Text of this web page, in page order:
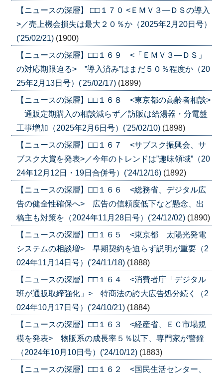
【ニュースの深層】 □□１７０ <ＥＭＶ３―ＤＳの導入
>／売上機会損失は最大２０％か（2025年2月20日号）
('25/02/21) (1900)
【ニュースの深層】□□１６９ <「ＥＭＶ３―ＤＳ」
の対応期限迫る> ”導入済み”はまだ５０％程度か（20
25年2月13日号）('25/02/17) (1899)
【ニュースの深層】□□１６８ <東京都の高齢者相談>
通販定期購入の相談減らず／訪販は給湯器・分電盤
工事増加（2025年2月6日号）('25/02/10) (1898)
【ニュースの深層】□□１６７ <サブスク振興会、サ
ブスク大賞を発表>／今年のトレンドは”趣味領域”（20
24年12月12日・19日合併号）('24/12/16) (1892)
【ニュースの深層】□□１６６ <総務省、デジタル広
告の健全性確保へ> 広告の信頼度低下など懸念、出
稿主も対策を（2024年11月28日号）('24/12/02) (1890)
【ニュースの深層】□□１６５ <東京都 太陽光発電
システムの相談増> 早期契約を迫らず説明が重要（2
024年11月14日号）('24/11/18) (1888)
【ニュースの深層】□□１６４ <消費者庁「デジタル
班が通販取締強化」> 特商法の誇大広告処分続く（2
024年10月17日号）('24/10/21) (1884)
【ニュースの深層】□□１６３ <経産省、ＥＣ市場規
模を発表> 物販系の成長率５％以下、専門家が警鐘
（2024年10月10日号）('24/10/12) (1883)
【ニュースの深層】□□１６２ <国民生活センター、